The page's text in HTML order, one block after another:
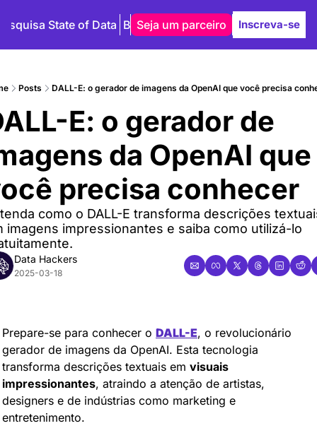
State of Data Blog Autores
Seja um parceiro Inscreva-se
Posts DALL-E: o gerador de imagens da OpenAI que você precisa
E: o gerador de
da OpenAI que
precisa conhecer
como o DALL-E transforma descrições
imagens impressionantes e saiba como utilizá-lo
Data Hackers
2025-03-18
Prepare-se para conhecer o DALL-E, o revolucionário
gerador de imagens da OpenAI. Esta tecnologia
transforma descrições textuais em visuais
impressionantes, atraindo a atenção de artistas,
designers e de indústrias como marketing e
entretenimento.